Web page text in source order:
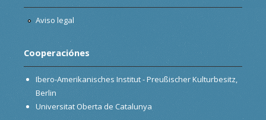
Aviso legal
Cooperaciónes
Ibero-Amerikanisches Institut - Preußischer Kulturbesitz,
Berlin
Universitat Oberta de Catalunya